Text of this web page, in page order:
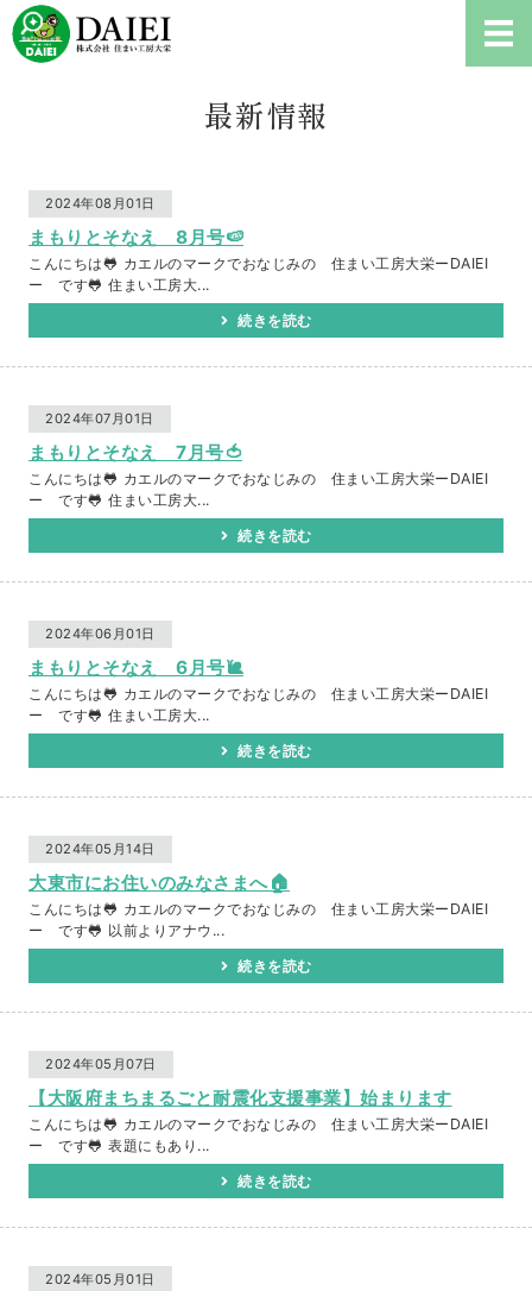
耐震診断、雨漏り修理、リ
ご依頼の流れ
会社概要
最新情報
2024年08月01日
まもりとそなえ 8月号🍉
こんにちは🐸 カエルのマークでおなじみの 住まい工房大栄ーDAIEI
ー です🐸 住まい工房大...
続きを読む
2024年07月01日
まもりとそなえ 7月号🍅
こんにちは🐸 カエルのマークでおなじみの 住まい工房大栄ーDAIEI
ー です🐸 住まい工房大...
続きを読む
2024年06月01日
まもりとそなえ 6月号🐌
こんにちは🐸 カエルのマークでおなじみの 住まい工房大栄ーDAIEI
ー です🐸 住まい工房大...
続きを読む
2024年05月14日
大東市にお住いのみなさまへ🏠
こんにちは🐸 カエルのマークでおなじみの 住まい工房大栄ーDAIEI
ー です🐸 以前よりアナウ...
続きを読む
2024年05月07日
【大阪府まちまるごと耐震化支援事業】始まります
こんにちは🐸 カエルのマークでおなじみの 住まい工房大栄ーDAIEI
ー です🐸 表題にもあり...
続きを読む
2024年05月01日